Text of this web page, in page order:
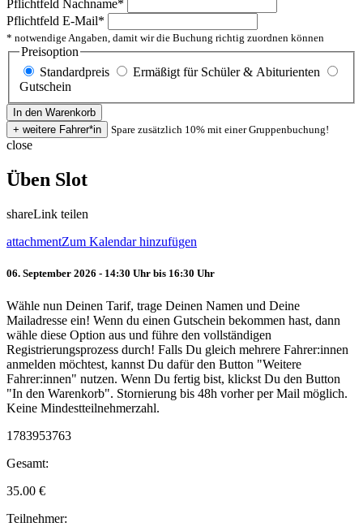
Pflichtfeld Nachname*
Pflichtfeld E-Mail*
* notwendige Angaben, damit wir die Buchung richtig zuordnen können
Preisoption
Standardpreis
Ermäßigt für Schüler & Abiturienten
Gutschein
Spare zusätzlich 10% mit einer Gruppenbuchung!
close
Üben Slot
shareLink teilen
attachmentZum Kalendar hinzufügen
06. September 2026 - 14:30 Uhr bis 16:30 Uhr
Wähle nun Deinen Tarif, trage Deinen Namen und Deine
Mailadresse ein! Wenn du einen Gutschein bekommen hast, dann
wähle diese Option aus und führe den vollständigen
Registrierungsprozess durch! Falls Du gleich mehrere Fahrer:innen
anmelden möchtest, kannst Du dafür den Button "Weitere
Fahrer:innen" nutzen. Wenn Du fertig bist, klickst Du den Button
"In den Warenkorb". Stornierung bis 48h vorher per Mail möglich.
Keine Mindestteilnehmerzahl.
1783953763
Gesamt:
35.00 €
Teilnehmer: